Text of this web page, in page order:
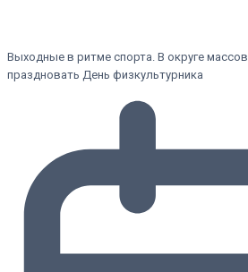
Выходные в ритме спорта. В округе
праздновать День физкультурника